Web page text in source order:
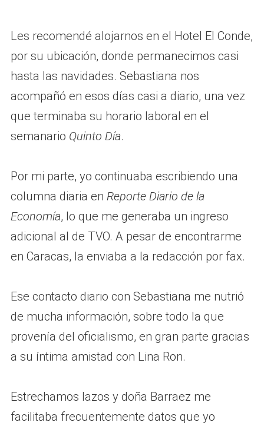
Les recomendé alojarnos en el Hotel El Conde,
por su ubicación, donde permanecimos casi
hasta las navidades. Sebastiana nos
acompañó en esos días casi a diario, una vez
que terminaba su horario laboral en el
semanario Quinto Día.
Por mi parte, yo continuaba escribiendo una
columna diaria en Reporte Diario de la
Economía, lo que me generaba un ingreso
adicional al de TVO. A pesar de encontrarme
en Caracas, la enviaba a la redacción por fax.
Ese contacto diario con Sebastiana me nutrió
de mucha información, sobre todo la que
provenía del oficialismo, en gran parte gracias
a su íntima amistad con Lina Ron.
Estrechamos lazos y doña Barraez me
facilitaba frecuentemente datos que yo